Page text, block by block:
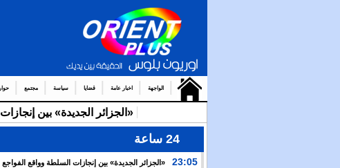
الواجهة اخبار عامة قضايا سياسة مجتمع
«الجزائر الجديدة» بين
24 ساعة
23:05
«الجزائر الجديدة» بين إنجازات السلطة وواقع الفواجع